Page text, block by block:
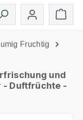
Fruchtig
und
- Duftfrüchte -